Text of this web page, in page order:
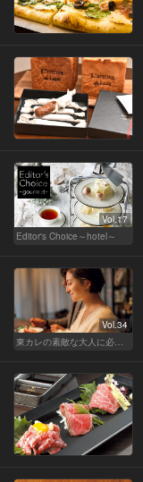
Vol.17
Editor's Choice～hotel～
Vol.34
東カレの素敵な大人に必要なこと